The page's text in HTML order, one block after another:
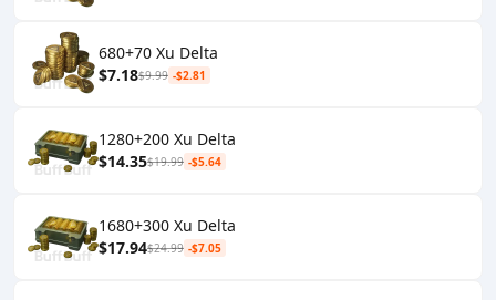
680+70 Xu Delta
$7.18$9.99 -$2.81
1280+200 Xu Delta
$14.35$19.99 -$5.64
1680+300 Xu Delta
$17.94$24.99 -$7.05